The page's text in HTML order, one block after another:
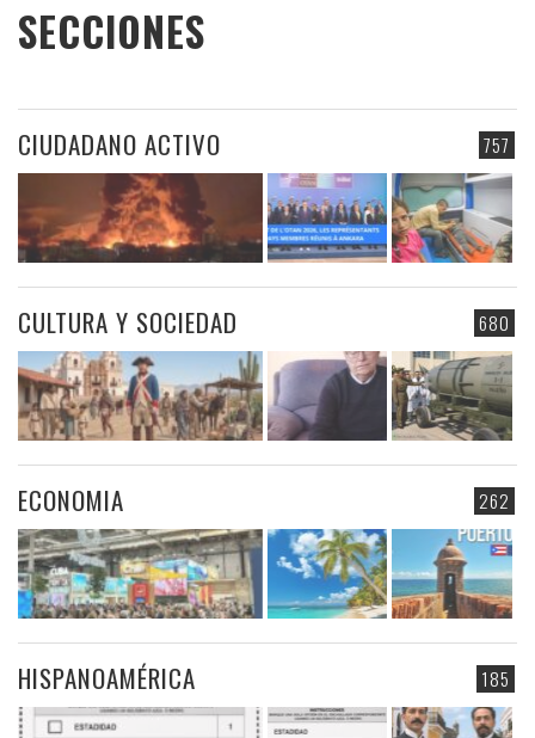
SECCIONES
757
CIUDADANO ACTIVO
680
CULTURA Y SOCIEDAD
262
ECONOMIA
185
HISPANOAMÉRICA